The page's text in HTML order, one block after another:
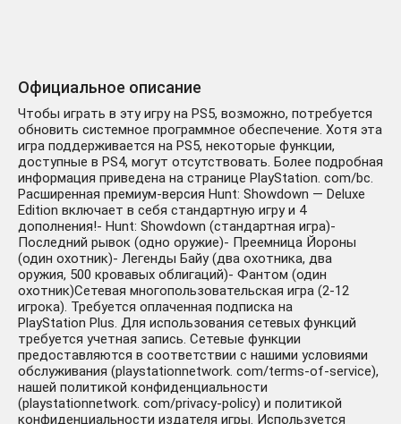
Официальное описание
Чтобы играть в эту игру на PS5, возможно, потребуется
обновить системное программное обеспечение. Хотя эта
игра поддерживается на PS5, некоторые функции,
доступные в PS4, могут отсутствовать. Более подробная
информация приведена на странице PlayStation. com/bc.
Расширенная премиум-версия Hunt: Showdown — Deluxe
Edition включает в себя стандартную игру и 4
дополнения!- Hunt: Showdown (стандартная игра)-
Последний рывок (одно оружие)- Преемница Йороны
(один охотник)- Легенды Байу (два охотника, два
оружия, 500 кровавых облигаций)- Фантом (один
охотник)Сетевая многопользовательская игра (2-12
игрока). Требуется оплаченная подписка на
PlayStation Plus. Для использования сетевых функций
требуется учетная запись. Сетевые функции
предоставляются в соответствии с нашими условиями
обслуживания (playstationnetwork. com/terms-of-service),
нашей политикой конфиденциальности
(playstationnetwork. com/privacy-policy) и политикой
конфиденциальности издателя игры. Используется